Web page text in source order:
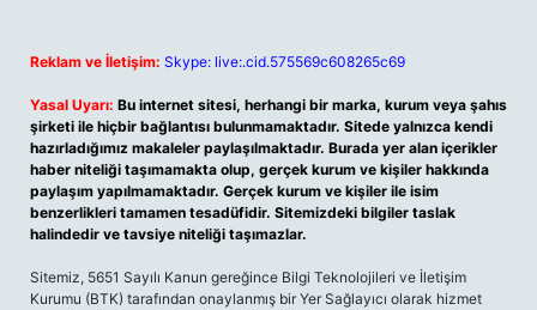
Reklam ve İletişim: Skype: live:.cid.575569c608265c69
Yasal Uyarı: Bu internet sitesi, herhangi bir marka, kurum veya şahıs
şirketi ile hiçbir bağlantısı bulunmamaktadır. Sitede yalnızca kendi
hazırladığımız makaleler paylaşılmaktadır. Burada yer alan içerikler
haber niteliği taşımamakta olup, gerçek kurum ve kişiler hakkında
paylaşım yapılmamaktadır. Gerçek kurum ve kişiler ile isim
benzerlikleri tamamen tesadüfidir. Sitemizdeki bilgiler taslak
halindedir ve tavsiye niteliği taşımazlar.
Sitemiz, 5651 Sayılı Kanun gereğince Bilgi Teknolojileri ve İletişim
Kurumu (BTK) tarafından onaylanmış bir Yer Sağlayıcı olarak hizmet